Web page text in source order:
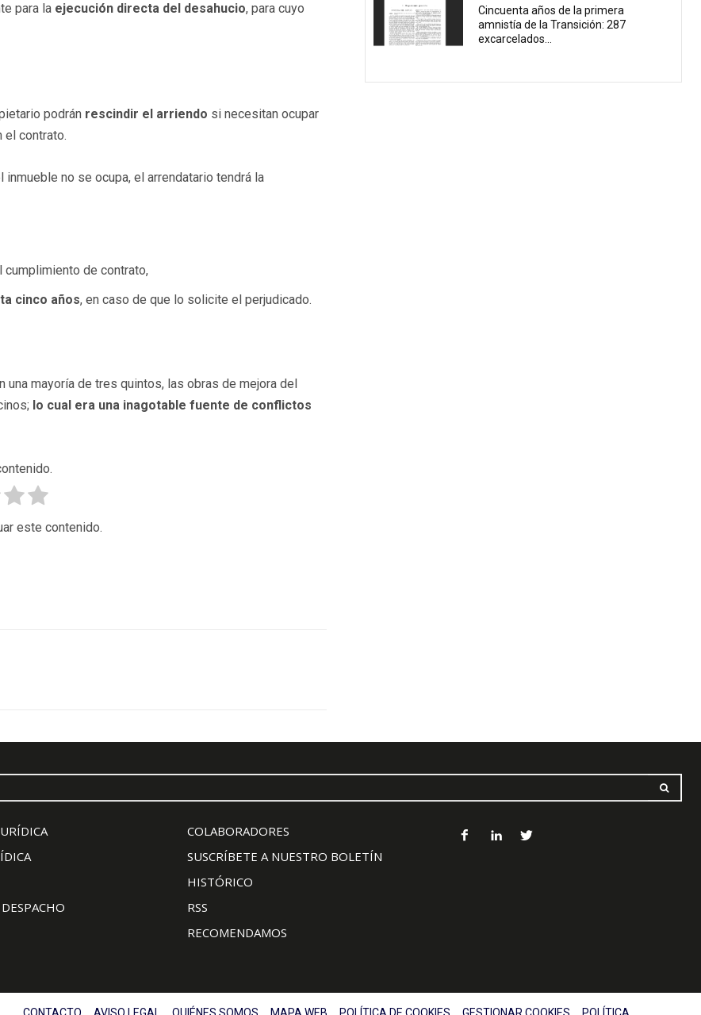
para la ejecución directa del desahucio, para cuyo
podrán rescindir el arriendo si necesitan ocupar
el contrato.
no se ocupa, el arrendatario tendrá la
cumplimiento de contrato,
cinco años, en caso de que lo solicite el perjudicado.
una mayoría de tres quintos, las obras de mejora del
lo cual era una inagotable fuente de conflictos
este contenido.
Cincuenta años de la primera
amnistía de la Transición: 287
excarcelados...
COLABORADORES
SUSCRÍBETE A NUESTRO BOLETÍN
HISTÓRICO
RSS
RECOMENDAMOS